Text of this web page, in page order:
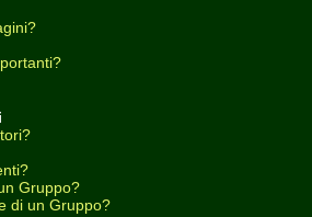
Gruppo?
di un Gruppo?